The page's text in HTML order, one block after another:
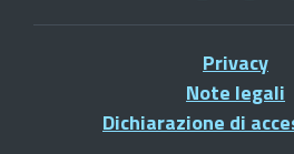
Privacy
Note legali
Dichiarazione di